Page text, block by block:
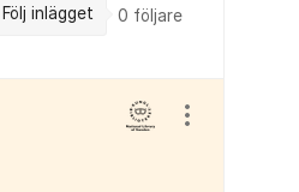
Följ inlägget
0 följare
Visa/dölj